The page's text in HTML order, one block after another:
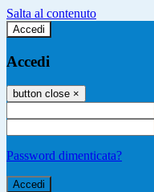
Salta al contenuto
Accedi
Accedi
button close ×
Password dimenticata?